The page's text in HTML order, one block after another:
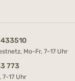
Mo-Fr, 7-17 Uhr
773
7-17 Uhr